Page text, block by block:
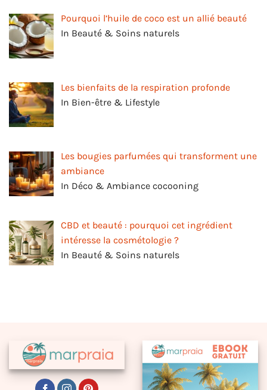
Pourquoi l’huile de coco est un allié beauté
In Beauté & Soins naturels
Les bienfaits de la respiration profonde
In Bien-être & Lifestyle
Les bougies parfumées qui transforment une
ambiance
In Déco & Ambiance cocooning
CBD et beauté : pourquoi cet ingrédient
intéresse la cosmétologie ?
In Beauté & Soins naturels